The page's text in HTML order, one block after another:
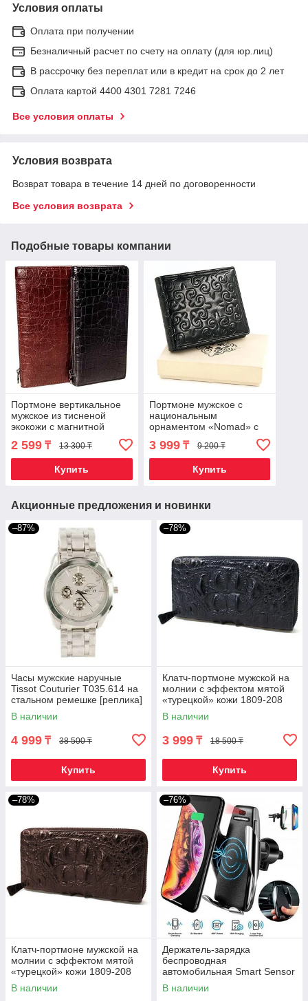
Условия оплаты
Оплата при получении
Безналичный расчет по счету на оплату (для юр.лиц)
В рассрочку без переплат или в кредит на срок до 2 лет
Оплата картой 4400 4301 7281 7246
Все условия оплаты
Условия возврата
Возврат товара в течение 14 дней по договоренности
Все условия возврата
Подобные товары компании
Портмоне вертикальное
мужское из тисненой
экокожи с магнитной
застёжкой (Черный)
2 599 ₸ 13 300 ₸
Купить
Портмоне мужское с
национальным
орнаментом «Nomad» с
магнитным замком MD-
V33 (Черный)
3 999₸ 9 200 ₸
Купить
Акционные предложения и новинки
–87%
Часы мужские наручные
Tissot Couturier T035.614 на
стальном ремешке [реплика]
(Холодное серебро)
В наличии
4 999 ₸ 38 500 ₸
Купить
–78%
Клатч-портмоне мужской на
молнии с эффектом мятой
«турецкой» кожи 1809-208
(Черный)
В наличии
3 999 ₸ 18 500 ₸
Купить
–78%
Клатч-портмоне мужской на
молнии с эффектом мятой
«турецкой» кожи 1809-208
(Шоколадный)
В наличии
–76%
Держатель-зарядка
беспроводная
автомобильная Smart Sensor
Car Wireless S5
В наличии